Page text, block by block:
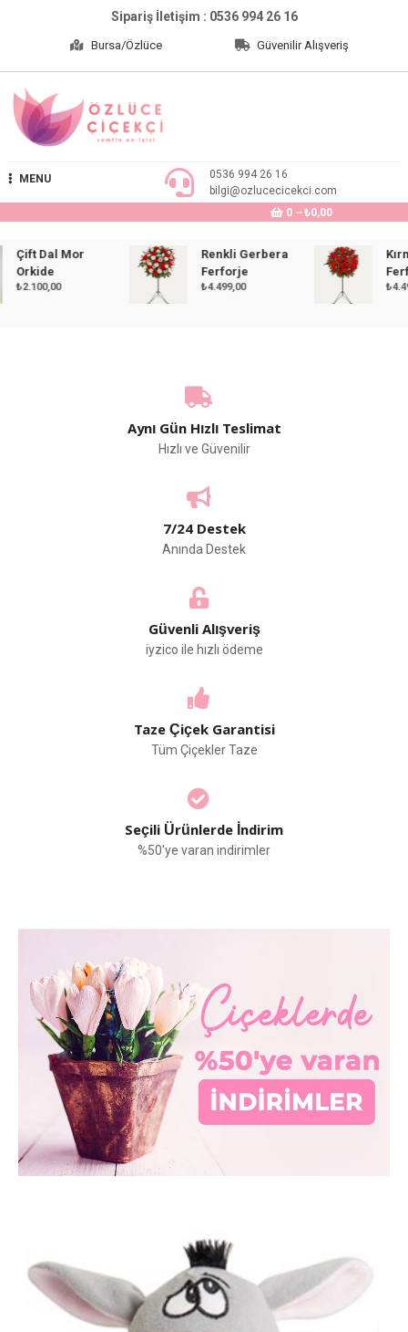
Sipariş İletişim : 0536 994 26 16
Bursa/Özlüce Güvenilir Alışveriş
Özlüce Çiçekçi
MENU
0536 994 26 16
bilgi@ozlucecicekci.com
0
₺0,00
Dal Mor
2.100,00
Renkli Gerbera
Ferforje
4.499,00
Aynı Gün Hızlı Teslimat
Hızlı ve Güvenilir
7/24 Destek
Anında Destek
Güvenli Alışveriş
iyzico ile hızlı ödeme
Taze Çiçek Garantisi
Tüm Çiçekler Taze
Seçili Ürünlerde İndirim
%50'ye varan indirimler